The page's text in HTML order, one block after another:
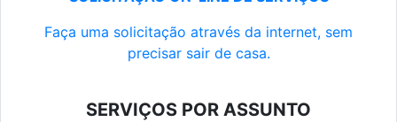
Faça uma solicitação através da internet, sem
precisar sair de casa.
SERVIÇOS POR ASSUNTO